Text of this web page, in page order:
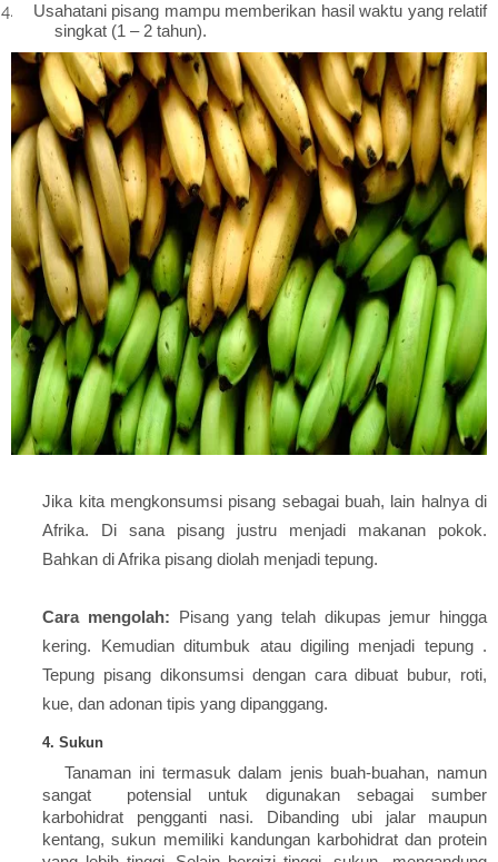
Usahatani pisang mampu memberikan hasil waktu yang relatif
singkat (1 – 2 tahun).
Jika kita mengkonsumsi pisang sebagai buah, lain halnya di
Afrika. Di sana pisang justru menjadi makanan pokok.
Bahkan di Afrika pisang diolah menjadi tepung.
Cara mengolah: Pisang yang telah dikupas jemur hingga
kering. Kemudian ditumbuk atau digiling menjadi tepung .
Tepung pisang dikonsumsi dengan cara dibuat bubur, roti,
kue, dan adonan tipis yang dipanggang.
4. Sukun
Tanaman ini termasuk dalam jenis buah-buahan, namun
sangat potensial untuk digunakan sebagai sumber
karbohidrat pengganti nasi. Dibanding ubi jalar maupun
kentang, sukun memiliki kandungan karbohidrat dan protein